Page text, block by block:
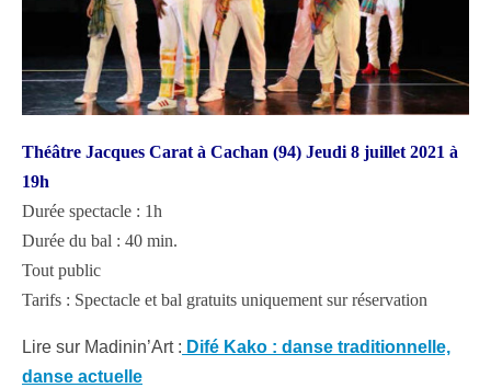
Théâtre Jacques Carat à Cachan (94) Jeudi 8 juillet 2021 à
19h
Durée spectacle : 1h
Durée du bal : 40 min.
Tout public
Tarifs : Spectacle et bal gratuits uniquement sur réservation
Lire sur Madinin’Art : Difé Kako : danse traditionnelle,
danse actuelle